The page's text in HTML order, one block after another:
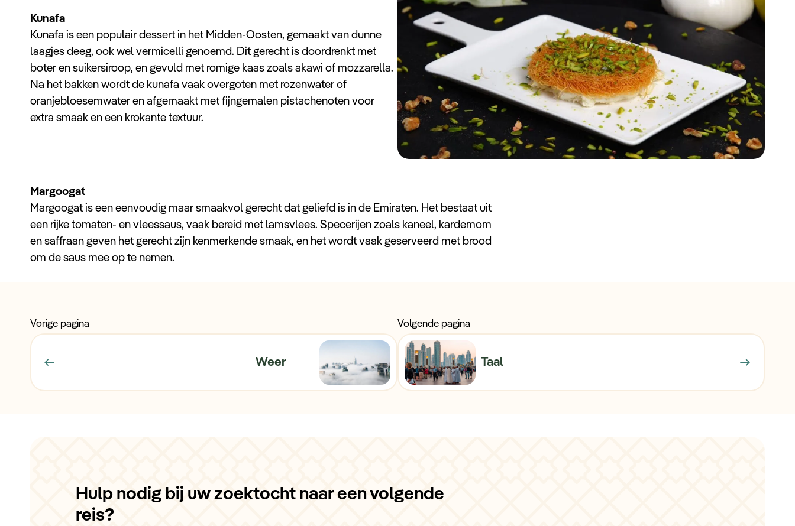
Kunafa
Kunafa is een populair dessert in het Midden-Oosten, gemaakt van dunne
laagjes deeg, ook wel vermicelli genoemd. Dit gerecht is doordrenkt met
boter en suikersiroop, en gevuld met romige kaas zoals akawi of mozzarella.
Na het bakken wordt de kunafa vaak overgoten met rozenwater of
oranjebloesemwater en afgemaakt met fijngemalen pistachenoten voor
extra smaak en een krokante textuur.
Margoogat
Margoogat is een eenvoudig maar smaakvol gerecht dat geliefd is in de Emiraten. Het bestaat uit
een rijke tomaten- en vleessaus, vaak bereid met lamsvlees. Specerijen zoals kaneel, kardemom
en saffraan geven het gerecht zijn kenmerkende smaak, en het wordt vaak geserveerd met brood
om de saus mee op te nemen.
Vorige pagina
Weer
Volgende pagina
Taal
Hulp nodig bij uw zoektocht naar een volgende
reis?